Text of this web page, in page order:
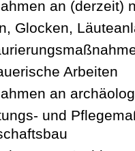
an (derzeit)
Glocken,
Arbeiten
an
und